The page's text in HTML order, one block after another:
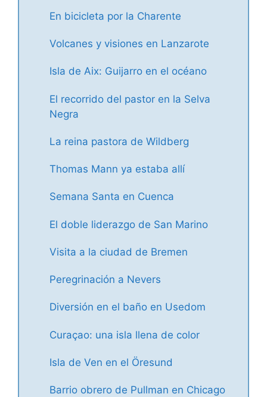
En bicicleta por la Charente
Volcanes y visiones en Lanzarote
Isla de Aix: Guijarro en el océano
El recorrido del pastor en la Selva
Negra
La reina pastora de Wildberg
Thomas Mann ya estaba allí
Semana Santa en Cuenca
El doble liderazgo de San Marino
Visita a la ciudad de Bremen
Peregrinación a Nevers
Diversión en el baño en Usedom
Curaçao: una isla llena de color
Isla de Ven en el Öresund
Barrio obrero de Pullman en Chicago